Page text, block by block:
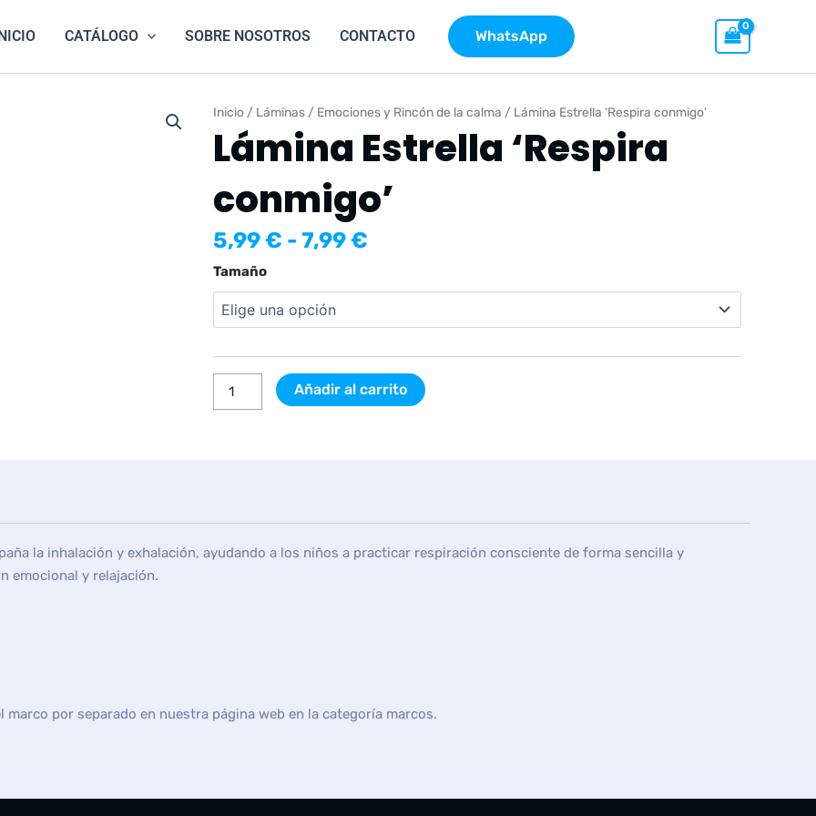
CATÁLOGO SOBRE NOSOTROS CONTACTO WhatsApp
Inicio / Láminas / Emociones y Rincón de la calma / Lámina Estrella ‘Respira conmigo’
Lámina Estrella ‘Respira
conmigo’
5,99€ -7,99€
precios:
5,99 €
hasta
7,99 €
Tamaño
Lámina
Estrella
'Respira
cantidad
Añadir al carrito
la inhalación y exhalación, ayudando a los niños a practicar respiración consciente de forma sencilla y
emocional y relajación.
marco por separado en nuestra página web en la categoría marcos.